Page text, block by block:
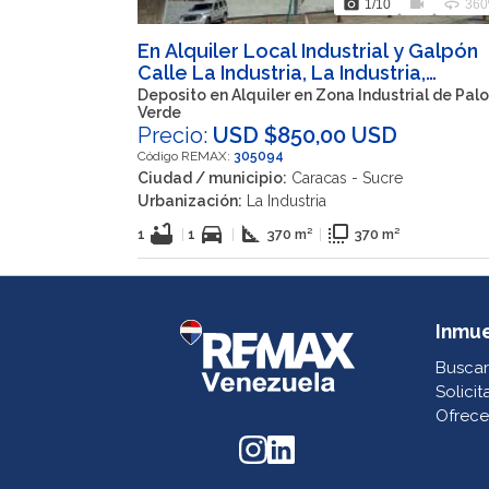
photo_camera 1/10 videocam 360
En Alquiler Local Industrial y Galpón
Calle La Industria, La Industria,
Caracas, Petare, Sucre, Miranda, 1073,
VEN
Deposito en Alquiler en Zona Industrial de Palo
Verde
Precio: USD $850,00 USD
Código REMAX: 305094
Ciudad / municipio: Caracas - Sucre
Urbanización: La Industria
1 bathtub | 1 directions_car | square_foot 370 m² | flip_to_front 370 m²
Buscar